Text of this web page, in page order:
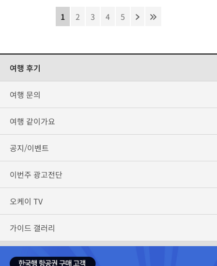
1 2 3 4 5
여행 후기
여행 문의
여행 같이가요
공지/이벤트
이번주 광고전단
오케이 TV
가이드 갤러리